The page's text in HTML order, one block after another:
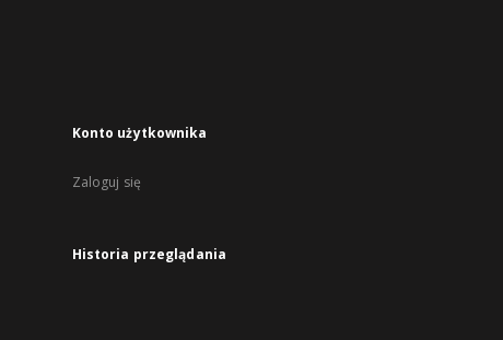
Konto użytkownika
Zaloguj się
Historia przeglądania